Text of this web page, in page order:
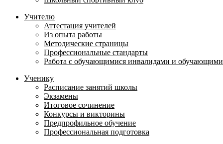
Учителю
Аттестация учителей
Из опыта работы
Методические страницы
Профессиональные стандарты
Работа с обучающимися инвалидами и
Ученику
Расписание занятий школы
Экзамены
Итоговое сочинение
Конкурсы и викторины
Предпрофильное обучение
Профессиональная подготовка